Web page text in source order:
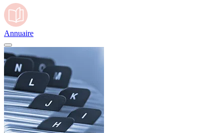
Annuaire